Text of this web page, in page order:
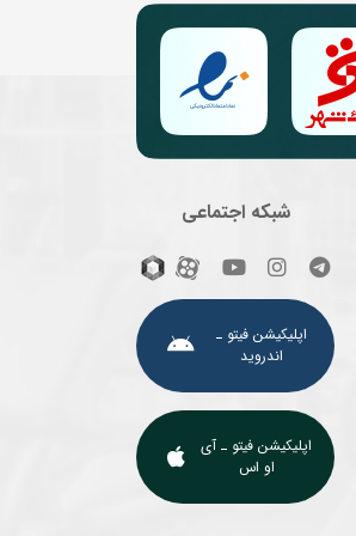
شبکه اجتماعی
اپلیکیشن فیتو ـ
اندروید
اپلیکیشن فیتو ـ آی
او اس